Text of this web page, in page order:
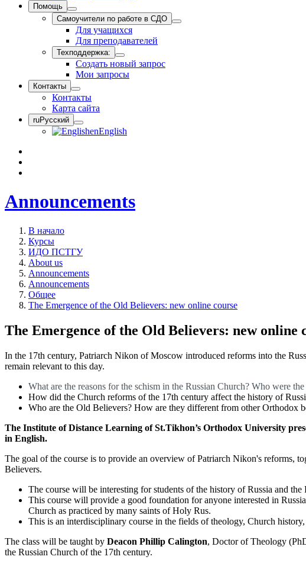
Помощь
Самоучители по работе в СДО
Для учащихся
Для преподавателей
Техподдержка:
Создать новый запрос
Мои запросы
Контакты
Контакты
Карта сайта
ruРусский
enEnglish
Announcements
В начало
Курсы
ИДО ПСТГУ
About us
Announcements
Announcements
Общее
The Emergence of the Old Believers: new online course
The Emergence of the Old Believers: new online
In the 17th century, Patriarch Nikon of Moscow introduced reforms into the
remain relevant to this day.
What are the reasons for the schism in the Russian Church? Who were
How did the Church reforms of the 17th century affect the history of
Who are the Old Believers? How are they different from other Orthodox
The Institute of Distance Learning of St.Tikhon’s Orthodox University
in English.
The goal of the course is to provide an overview of Patriarch Nikon's reforms,
Believers.
The course will be interesting for students of the history of Russia and the
This course will provide a good foundation for anyone interested in
Church as practiced by many saints of Holy Rus.
This is an interdisciplinary course in the fields of theology, Church
The class will be taught by Deacon Phillip Calington, Doctor of Theology
the Russian Church of the 17th century.